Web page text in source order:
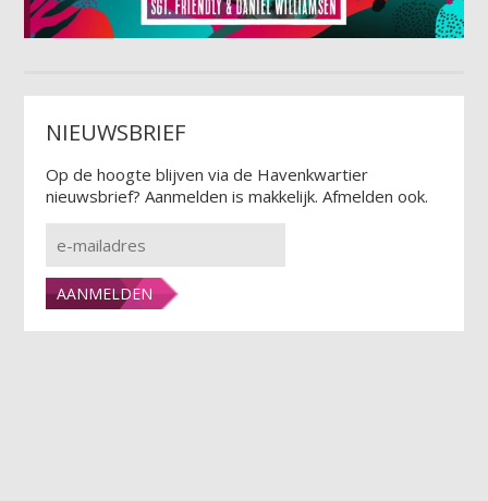
NIEUWSBRIEF
Op de hoogte blijven via de Havenkwartier
nieuwsbrief? Aanmelden is makkelijk. Afmelden ook.